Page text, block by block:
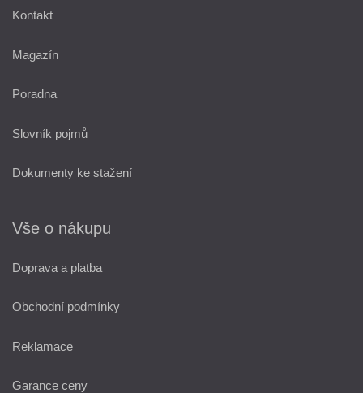
Kontakt
Magazín
Poradna
Slovník pojmů
Dokumenty ke stažení
Vše o nákupu
Doprava a platba
Obchodní podmínky
Reklamace
Garance ceny